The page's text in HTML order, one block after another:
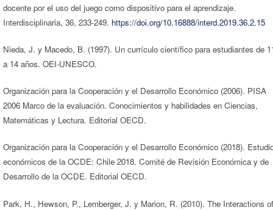
docente por el uso del juego como dispositivo para el aprendizaje.
Interdisciplinaria, 36, 233-249. https://doi.org/10.16888/interd.2019.36.2.15
Nieda, J. y Macedo, B. (1997). Un currículo científico para estudiantes de
a 14 años. OEI-UNESCO.
Organización para la Cooperación y el Desarrollo Económico (2006). PISA
2006 Marco de la evaluación. Conocimientos y habilidades en Ciencias,
Matemáticas y Lectura. Editorial OECD.
Organización para la Cooperación y el Desarrollo Económico (2018).
económicos de la OCDE: Chile 2018. Comité de Revisión Económica y de
Desarrollo de la OCDE. Editorial OECD.
Park, H., Hewson, P., Lemberger, J. y Marion, R. (2010). The Interactions of